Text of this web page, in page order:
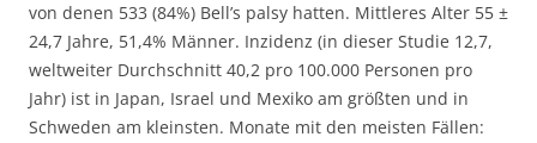
von denen 533 (84%) Bell’s palsy hatten. Mittleres Alter 55 ±
24,7 Jahre, 51,4% Männer. Inzidenz (in dieser Studie 12,7,
weltweiter Durchschnitt 40,2 pro 100.000 Personen pro
Jahr) ist in Japan, Israel und Mexiko am größten und in
Schweden am kleinsten. Monate mit den meisten Fällen: